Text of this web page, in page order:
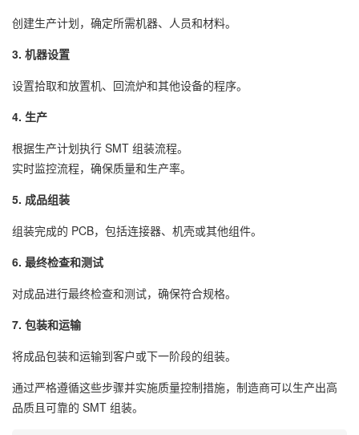
创建生产计划，确定所需机器、人员和材料。
3. 机器设置
设置拾取和放置机、回流炉和其他设备的程序。
4. 生产
根据生产计划执行 SMT 组装流程。
实时监控流程，确保质量和生产率。
5. 成品组装
组装完成的 PCB，包括连接器、机壳或其他组件。
6. 最终检查和测试
对成品进行最终检查和测试，确保符合规格。
7. 包装和运输
将成品包装和运输到客户或下一阶段的组装。
通过严格遵循这些步骤并实施质量控制措施，制造商可以生产出高
品质且可靠的 SMT 组装。